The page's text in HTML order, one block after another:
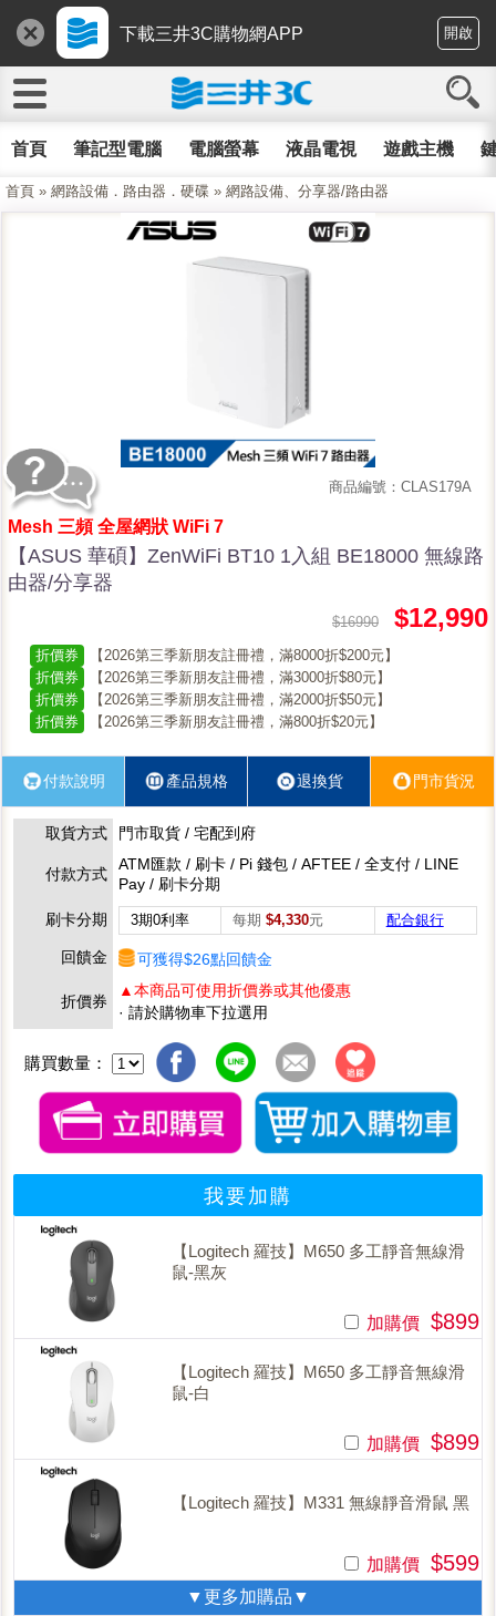
下載三井3C購物網APP 開啟
首頁 筆記型電腦 電腦螢幕 液晶電視 遊戲主機
首頁 » 網路設備．路由器．硬碟 » 網路設備、分享器/路由器
商品編號：CLAS179A
Mesh 三頻 全屋網狀 WiFi 7
【ASUS 華碩】ZenWiFi BT10 1入組 BE18000 無線路
由器/分享器
$16990 $12,990
折價券
【2026第三季新朋友註冊禮，滿8000折$200元】
折價券
【2026第三季新朋友註冊禮，滿3000折$80元】
折價券
【2026第三季新朋友註冊禮，滿2000折$50元】
折價券
【2026第三季新朋友註冊禮，滿800折$20元】
付款說明 產品規格 退換貨 門市貨況
取貨方式 門市取貨 / 宅配到府
付款方式
ATM匯款 / 刷卡 / Pi 錢包 / AFTEE / 全支付 / LINE
Pay / 刷卡分期
刷卡分期
3期0利率 每期 $4,330元 配合銀行
回饋金 可獲得$26點回饋金
折價券
▲本商品可使用折價券或其他優惠
· 請於購物車下拉選用
購買數量：
我要加購
【Logitech 羅技】M650 多工靜音無線滑
鼠-黑灰
加購價 $899
【Logitech 羅技】M650 多工靜音無線滑
鼠-白
加購價 $899
【Logitech 羅技】M331 無線靜音滑鼠 黑
加購價 $599
▼更多加購品▼